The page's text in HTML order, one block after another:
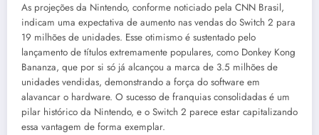
As projeções da Nintendo, conforme noticiado pela CNN Brasil,
indicam uma expectativa de aumento nas vendas do Switch 2 para
19 milhões de unidades. Esse otimismo é sustentado pelo
lançamento de títulos extremamente populares, como Donkey Kong
Bananza, que por si só já alcançou a marca de 3.5 milhões de
unidades vendidas, demonstrando a força do software em
alavancar o hardware. O sucesso de franquias consolidadas é um
pilar histórico da Nintendo, e o Switch 2 parece estar capitalizando
essa vantagem de forma exemplar.